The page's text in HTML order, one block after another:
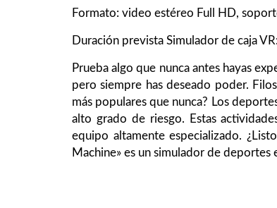
Formato: video estéreo Full HD,
Duración prevista Simulador de caja
Prueba algo que nunca antes hayas
pero siempre has deseado poder.
más populares que nunca? Los
alto grado de riesgo. Estas
equipo altamente especializado.
Machine» es un simulador de deportes